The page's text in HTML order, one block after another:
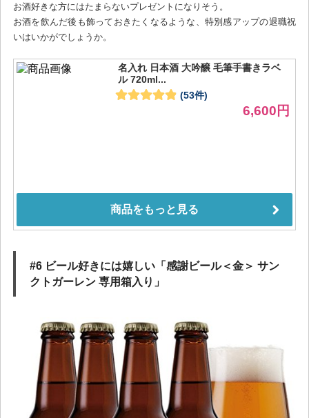
お酒好きな方にはたまらないプレゼントになりそう。
お酒を飲んだ後も飾っておきたくなるような、特別感アップの退職祝
いはいかがでしょうか。
#6 ビール好きには嬉しい「感謝ビール＜金＞ サン
クトガーレン 専用箱入り」